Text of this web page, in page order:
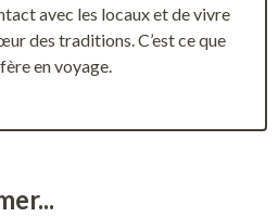
avec les locaux et de vivre
des traditions. C’est ce que
en voyage.